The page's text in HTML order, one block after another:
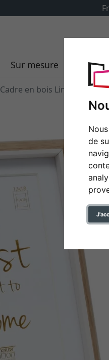
de
Sur mesure Passe-
Cadre en bois Linda avec